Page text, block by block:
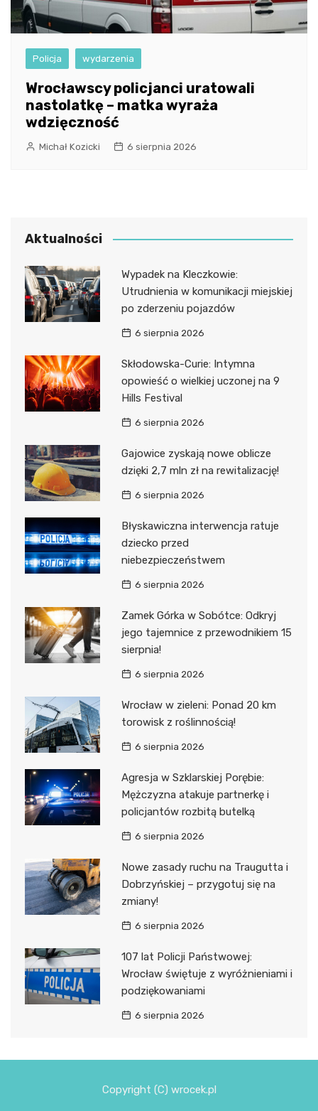
Policja wydarzenia
Wrocławscy policjanci uratowali
nastolatkę – matka wyraża
wdzięczność
Michał Kozicki 6 sierpnia 2026
Aktualności
Wypadek na Kleczkowie:
Utrudnienia w komunikacji miejskiej
po zderzeniu pojazdów
6 sierpnia 2026
Skłodowska-Curie: Intymna
opowieść o wielkiej uczonej na 9
Hills Festival
6 sierpnia 2026
Gajowice zyskają nowe oblicze
dzięki 2,7 mln zł na rewitalizację!
6 sierpnia 2026
Błyskawiczna interwencja ratuje
dziecko przed
niebezpieczeństwem
6 sierpnia 2026
Zamek Górka w Sobótce: Odkryj
jego tajemnice z przewodnikiem 15
sierpnia!
6 sierpnia 2026
Wrocław w zieleni: Ponad 20 km
torowisk z roślinnością!
6 sierpnia 2026
Agresja w Szklarskiej Porębie:
Mężczyzna atakuje partnerkę i
policjantów rozbitą butelką
6 sierpnia 2026
Nowe zasady ruchu na Traugutta i
Dobrzyńskiej – przygotuj się na
zmiany!
6 sierpnia 2026
107 lat Policji Państwowej:
Wrocław świętuje z wyróżnieniami i
podziękowaniami
6 sierpnia 2026
Copyright (C) wrocek.pl